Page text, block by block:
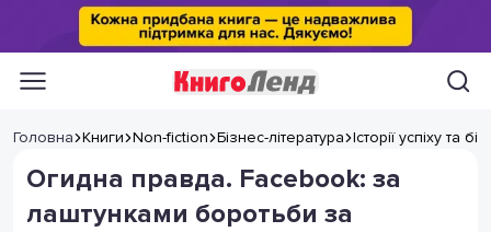
Головна Книги Non-fiction Бізнес-література Історії успіху та
Огидна правда. Facebook: за
лаштунками боротьби за